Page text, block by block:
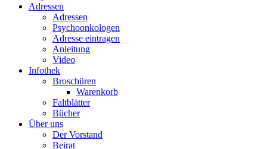
Adressen
Adressen
Psychoonkologen
Adresse eintragen
Anleitung
Video
Infothek
Broschüren
Warenkorb
Faltblätter
Bücher
Über uns
Der Vorstand
Beirat